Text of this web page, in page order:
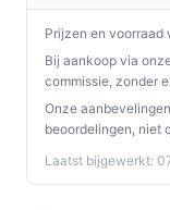
iedereen die op
Ontdek alle
Prijzen en voorraad
Bij aankoop via
commissie, zonder
Onze
beoordelingen, niet
Laatst bijgewerkt: